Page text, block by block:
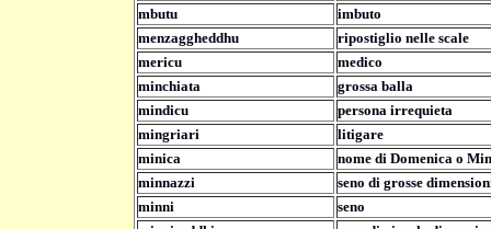
mbutu
imbuto
menzaggheddhu
ripostiglio nelle scale
mericu
medico
minchiata
grossa balla
mindicu
persona irrequieta
mingriari
litigare
minica
nome di Domenica o
minnazzi
seno di grosse
minni
seno